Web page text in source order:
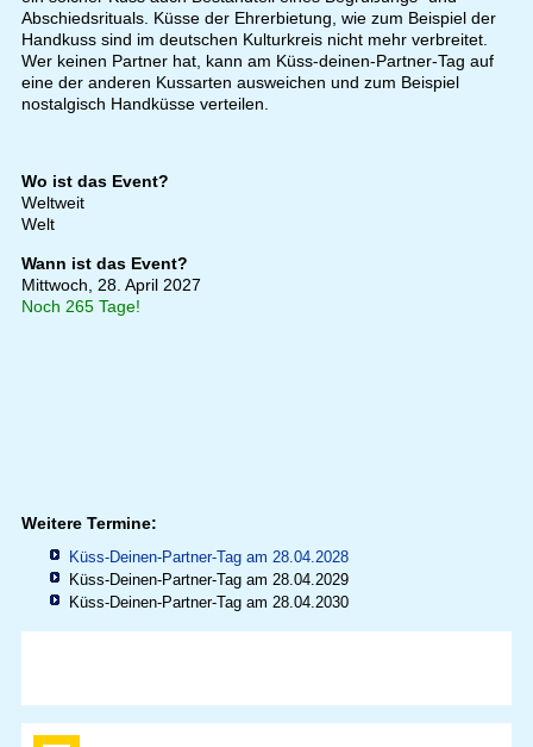
Abschiedsrituals. Küsse der Ehrerbietung, wie zum Beispiel der
Handkuss sind im deutschen Kulturkreis nicht mehr verbreitet.
Wer keinen Partner hat, kann am Küss-deinen-Partner-Tag auf
eine der anderen Kussarten ausweichen und zum Beispiel
nostalgisch Handküsse verteilen.
Wo ist das Event?
Weltweit
Welt
Wann ist das Event?
Mittwoch, 28. April 2027
Noch 265 Tage!
Weitere Termine:
Küss-Deinen-Partner-Tag am 28.04.2028
Küss-Deinen-Partner-Tag am 28.04.2029
Küss-Deinen-Partner-Tag am 28.04.2030